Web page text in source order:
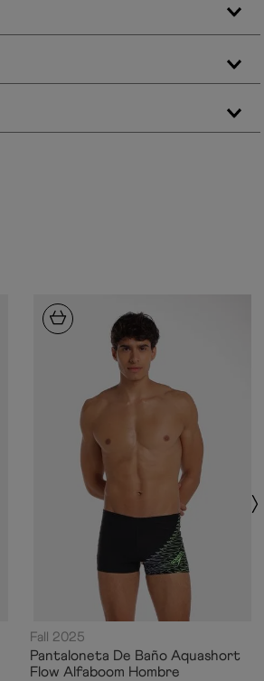
Fall 2025
Pantaloneta De Baño Aquashort
Flow Alfaboom Hombre